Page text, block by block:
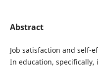
Abstract
Job satisfaction and self-
In education,